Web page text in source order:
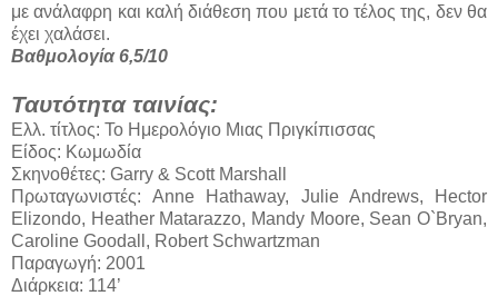
με ανάλαφρη και καλή διάθεση που μετά το τέλος της, δεν θα
έχει χαλάσει.
Βαθμολογία 6,5/10
Ταυτότητα ταινίας:
Ελλ. τίτλος: Το Ημερολόγιο Μιας Πριγκίπισσας
Είδος: Κωμωδία
Σκηνοθέτες: Garry & Scott Marshall
Πρωταγωνιστές: Anne Hathaway, Julie Andrews, Hector
Elizondo, Heather Matarazzo, Mandy Moore, Sean O`Bryan,
Caroline Goodall, Robert Schwartzman
Παραγωγή: 2001
Διάρκεια: 114’